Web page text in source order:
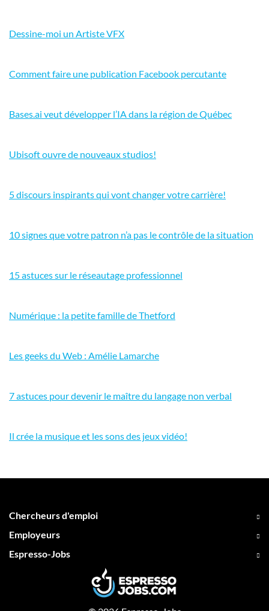
Dessine-moi un Artiste VFX
Comment faire une publication Facebook percutante
Bases.ai veut développer l’IA dans la région de Québec
Ubisoft ouvre de nouveaux studios!
5 discours inspirants qui vont changer votre carrière!
10 signes que votre patron n’a pas le contrôle de la situation
15 astuces sur le réseautage professionnel
Numérique : la petite famille de Thetford
Les geeks du Web : Amélie Lamarche
7 astuces pour devenir le maître du langage non verbal
Il crée la musique et les sons des jeux vidéo!
Chercheurs d'emploi
Employeurs
Espresso-Jobs